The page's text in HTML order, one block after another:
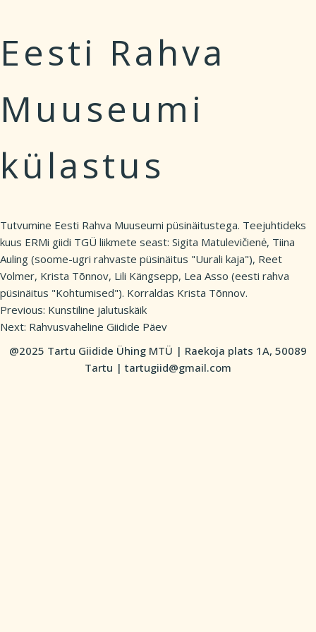
Eesti Rahva
Muuseumi
külastus
Tutvumine Eesti Rahva Muuseumi püsinäitustega. Teejuhtideks
kuus ERMi giidi TGÜ liikmete seast: Sigita Matulevičienė, Tiina
Auling (soome-ugri rahvaste püsinäitus "Uurali kaja"), Reet
Volmer, Krista Tõnnov, Lili Kängsepp, Lea Asso (eesti rahva
püsinäitus "Kohtumised"). Korraldas Krista Tõnnov.
Post
navigation
Previous: Kunstiline jalutuskäik
Next: Rahvusvaheline Giidide Päev
@2025 Tartu Giidide Ühing MTÜ | Raekoja plats 1A, 50089
Tartu | tartugiid@gmail.com